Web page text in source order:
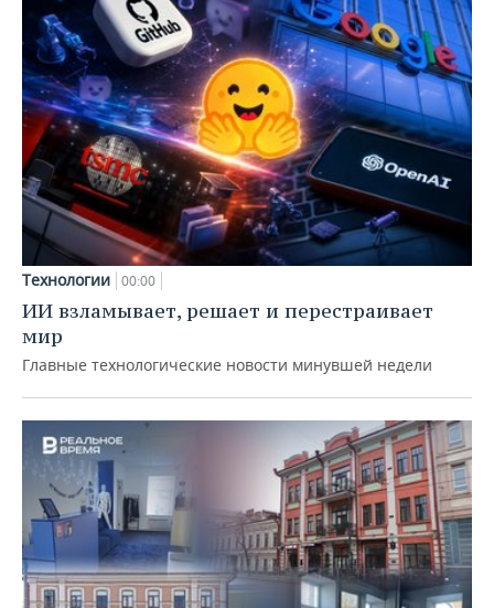
Технологии 00:00
ИИ взламывает, решает и перестраивает
мир
Главные технологические новости минувшей недели